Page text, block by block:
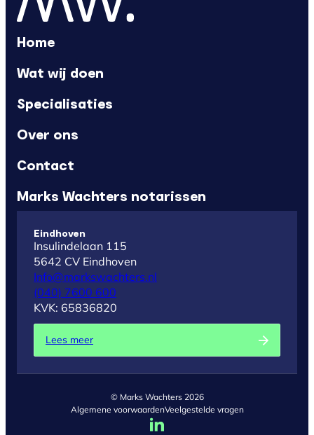
Home
Wat wij doen
Specialisaties
Over ons
Contact
Marks Wachters notarissen
Eindhoven
Insulindelaan 115
5642 CV Eindhoven
Info@markswachters.nl
(040) 7600 600
KVK: 65836820
Lees meer
© Marks Wachters 2026
Algemene voorwaardenVeelgestelde vragen